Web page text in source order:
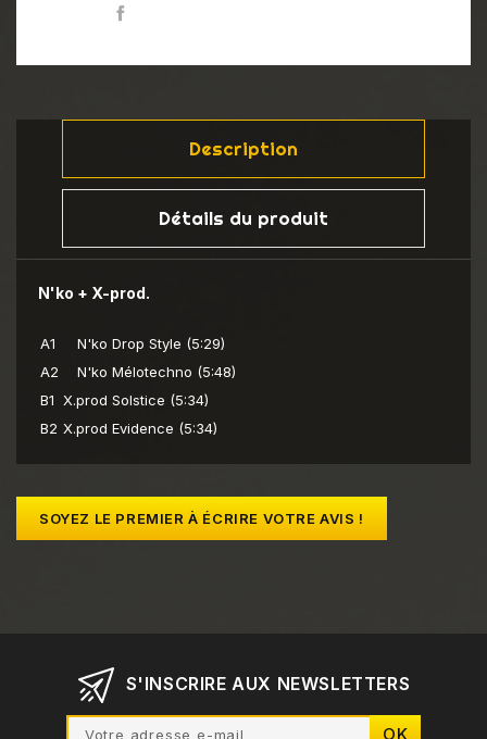
Description
Détails du produit
N'ko + X-prod.
A1 N'ko Drop Style (5:29)
A2
N'ko Mélotechno (5:48)
B1 X.prod Solstice (5:34)
B2 X.prod Evidence (5:34)
SOYEZ LE PREMIER À ÉCRIRE VOTRE AVIS !
S'INSCRIRE AUX NEWSLETTERS